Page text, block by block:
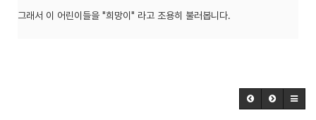
그래서 이 어린이들을 "희망이" 라고 조용히 불러봅니다.